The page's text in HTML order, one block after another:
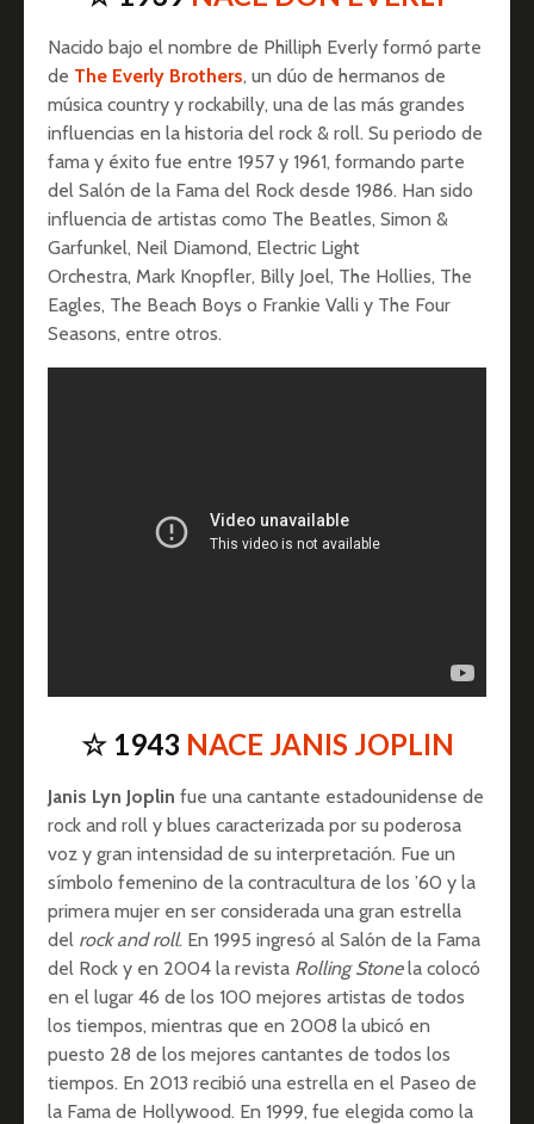
Nacido bajo el nombre de Philliph Everly formó parte
de The Everly Brothers, un dúo de hermanos de
música country y rockabilly, una de las más grandes
influencias en la historia del rock & roll. Su periodo de
fama y éxito fue entre 1957 y 1961, formando parte
del Salón de la Fama del Rock desde 1986. Han sido
influencia de artistas como The Beatles, Simon &
Garfunkel, Neil Diamond, Electric Light
Orchestra, Mark Knopfler, Billy Joel, The Hollies, The
Eagles, The Beach Boys o Frankie Valli y The Four
Seasons, entre otros.
☆ 1943 NACE JANIS JOPLIN
Janis Lyn Joplin fue una cantante estadounidense de
rock and roll y blues caracterizada por su poderosa
voz y gran intensidad de su interpretación. Fue un
símbolo femenino de la contracultura de los ’60 y la
primera mujer en ser considerada una gran estrella
del rock and roll. En 1995 ingresó al Salón de la Fama
del Rock y en 2004 la revista Rolling Stonela colocó
en el lugar 46 de los 100 mejores artistas de todos
los tiempos, mientras que en 2008 la ubicó en
puesto 28 de los mejores cantantes de todos los
tiempos. En 2013 recibió una estrella en el Paseo de
la Fama de Hollywood. En 1999, fue elegida como la